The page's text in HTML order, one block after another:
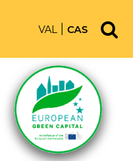
VAL CAS